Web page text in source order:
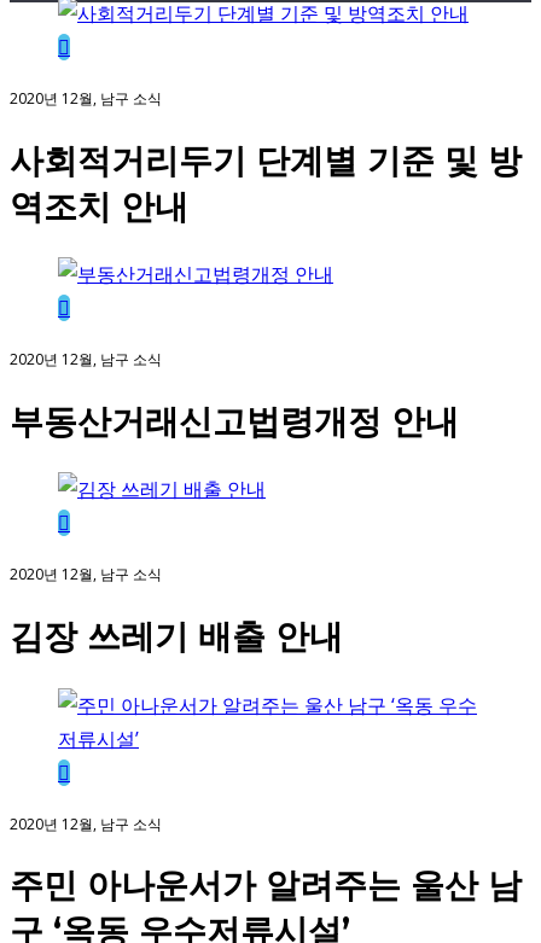
2020년 12월, 남구 소식
사회적거리두기 단계별 기준 및 방
역조치 안내
2020년 12월, 남구 소식
부동산거래신고법령개정 안내
2020년 12월, 남구 소식
김장 쓰레기 배출 안내
2020년 12월, 남구 소식
주민 아나운서가 알려주는 울산 남
구 ‘옥동 우수저류시설’